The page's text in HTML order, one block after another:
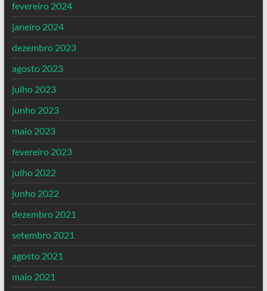
fevereiro 2024
janeiro 2024
dezembro 2023
agosto 2023
julho 2023
junho 2023
maio 2023
fevereiro 2023
julho 2022
junho 2022
dezembro 2021
setembro 2021
agosto 2021
maio 2021